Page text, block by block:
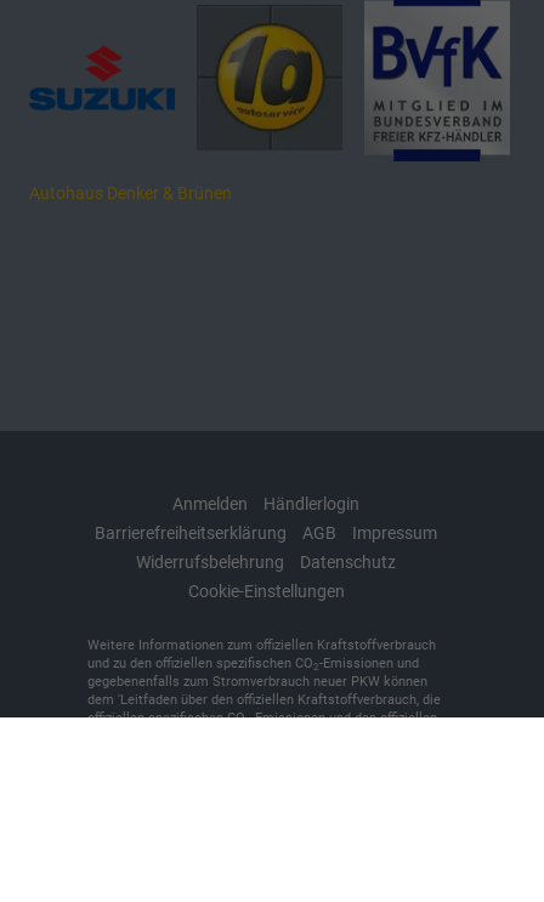
Autohaus Denker & Brünen
Anmelden
Händlerlogin
Barrierefreiheitserklärung
AGB
Impressum
Widerrufsbelehrung
Datenschutz
Cookie-Einstellungen
Weitere Informationen zum offiziellen Kraftstoffverbrauch
und zu den offiziellen spezifischen CO2-Emissionen und
gegebenenfalls zum Stromverbrauch neuer PKW können
dem 'Leitfaden über den offiziellen Kraftstoffverbrauch, die
offiziellen spezifischen CO -Emissionen und den offiziellen